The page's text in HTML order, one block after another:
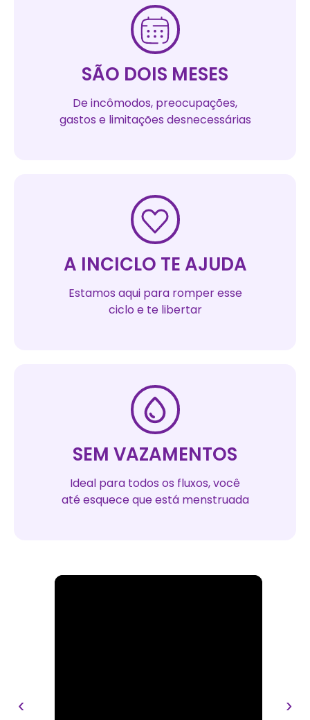
SÃO DOIS MESES
De incômodos, preocupações,
gastos e limitações desnecessárias
A INCICLO TE AJUDA
Estamos aqui para romper esse
ciclo e te libertar
SEM VAZAMENTOS
Ideal para todos os fluxos, você
até esquece que está menstruada
‹ ›